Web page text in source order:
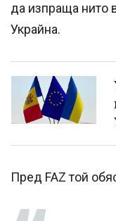
да изпраща нито
Украйна.
Пред FAZ той